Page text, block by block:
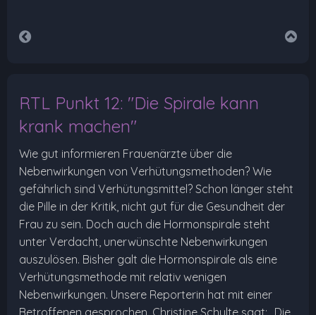
RTL Punkt 12: "Die Spirale kann
krank machen"
Wie gut informieren Frauenärzte über die
Nebenwirkungen von Verhütungsmethoden? Wie
gefährlich sind Verhütungsmittel? Schon länger steht
die Pille in der Kritik, nicht gut für die Gesundheit der
Frau zu sein. Doch auch die Hormonspirale steht
unter Verdacht, unerwünschte Nebenwirkungen
auszulösen. Bisher galt die Hormonspirale als eine
Verhütungsmethode mit relativ wenigen
Nebenwirkungen. Unsere Reporterin hat mit einer
Betroffenen gesprochen. Christine Schulte sagt: „Die